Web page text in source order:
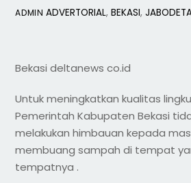
ADMIN ADVERTORIAL,BEKASI,
Bekasi deltanews co.id
Untuk meningkatkan kualitas
Pemerintah Kabupaten Bekasi
melakukan himbauan kepada
membuang sampah di tempat
tempatnya .